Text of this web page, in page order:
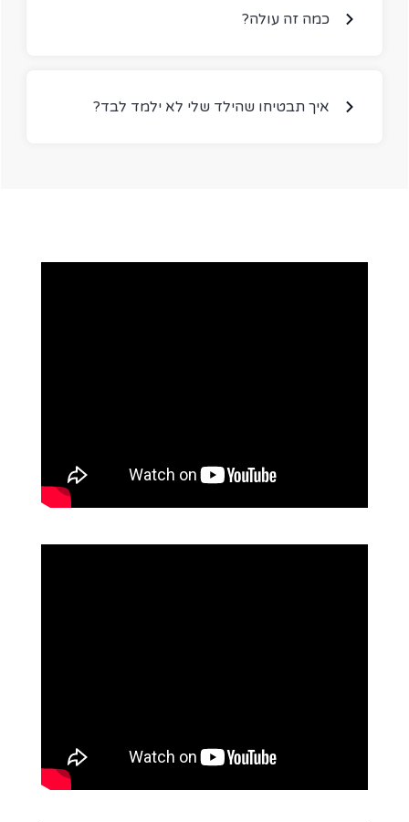
?כמה זה עולה
?איך תבטיחו שהילד שלי לא ילמד לבד